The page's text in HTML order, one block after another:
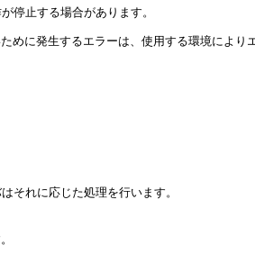
停止する場合があります。
に発生するエラーは、使用する環境により
それに応じた処理を行います。